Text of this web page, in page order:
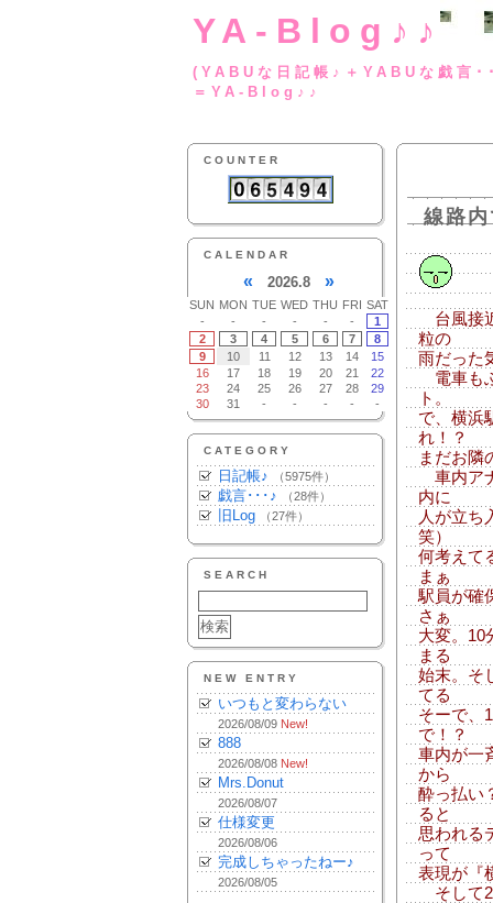
YA-Blog♪♪
(YABUな日記帳♪
＝YA-Blog♪♪
COUNTER
CALENDAR
« 2026.8 »
SUN MON TUE WED THU FRI SAT
-
- - - - -
1
2
3 4 5 6 7
8
9
10 11 12 13 14
15
16
17 18 19 20 21
22
23
24 25 26 27 28
29
30
31 - - - - -
CATEGORY
日記帳♪ （5975件）
戯言･･･♪ （28件）
旧Log （27件）
SEARCH
NEW ENTRY
いつもと変わらない
2026/08/09 New!
888
2026/08/08 New!
Mrs.Donut
2026/08/07
仕様変更
2026/08/06
完成しちゃったねー♪
2026/08/05
線路
台風接
粒の
雨だった
電車も
ト。
で、横浜
れ！？
まだお隣
車内ア
内に
人が立ち
笑）
何考えて
まぁ
駅員が確
さぁ
大変。10
まる
始末。そ
てる
そーで、
で！？
車内が一
から
酔っ払い
ると
思われる
って
表現が『
そして